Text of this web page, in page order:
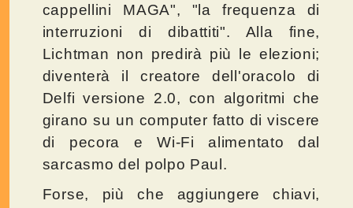
cappellini MAGA", "la frequenza di
interruzioni di dibattiti". Alla fine,
Lichtman non predirà più le elezioni;
diventerà il creatore dell'oracolo di
Delfi versione 2.0, con algoritmi che
girano su un computer fatto di viscere
di pecora e Wi-Fi alimentato dal
sarcasmo del polpo Paul.
Forse, più che aggiungere chiavi,